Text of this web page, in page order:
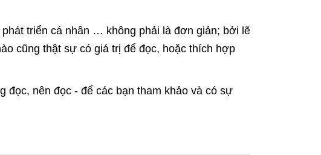
triển cá nhân … không phải là đơn giản; bởi lẽ
cũng thật sự có giá trị để đọc, hoặc thích hợp
đọc, nên đọc - để các bạn tham khảo và có sự